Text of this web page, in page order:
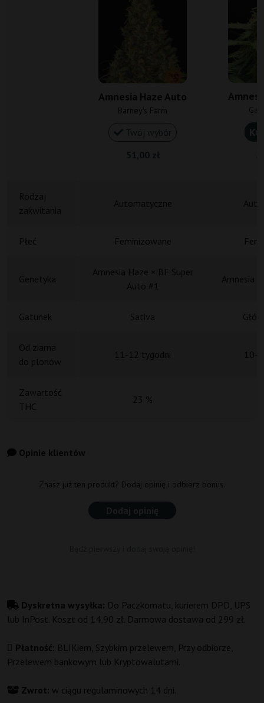
Amnesia Haze Auto
Barney's Farm
Płeć Feminizowane
Gatunek Sativa
Zawartość
THC
23 %
Opinie klientów
Znasz już ten produkt? Dodaj opinię i odbierz bonus.
Dodaj opinię
Dyskretna wysyłka: Do Paczkomatu, kurierem DPD, UPS
lub InPost. Koszt od 14,90 zł. Darmowa dostawa od 299 zł.
Płatność: BLIKiem, Szybkim przelewem, Przy odbiorze,
Przelewem bankowym lub Kryptowalutami.
Zwrot: w ciągu regulaminowych 14 dni.